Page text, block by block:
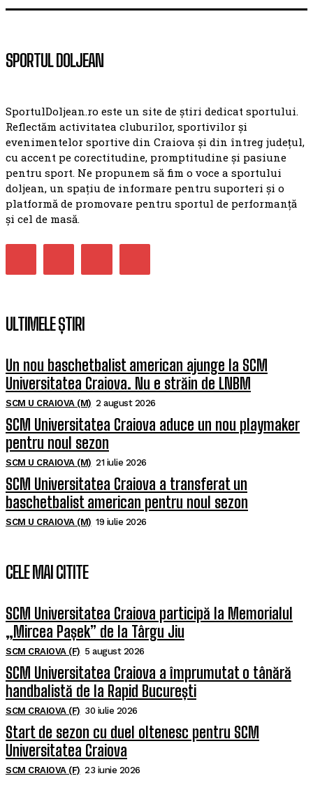
SPORTUL DOLJEAN
SportulDoljean.ro este un site de știri dedicat sportului.
Reflectăm activitatea cluburilor, sportivilor și
evenimentelor sportive din Craiova și din întreg județul,
cu accent pe corectitudine, promptitudine și pasiune
pentru sport. Ne propunem să fim o voce a sportului
doljean, un spațiu de informare pentru suporteri și o
platformă de promovare pentru sportul de performanță
și cel de masă.
ULTIMELE ȘTIRI
Un nou baschetbalist american ajunge la SCM
Universitatea Craiova. Nu e străin de LNBM
SCM U CRAIOVA (M) 2 august 2026
SCM Universitatea Craiova aduce un nou playmaker
pentru noul sezon
SCM U CRAIOVA (M) 21 iulie 2026
SCM Universitatea Craiova a transferat un
baschetbalist american pentru noul sezon
SCM U CRAIOVA (M) 19 iulie 2026
CELE MAI CITITE
SCM Universitatea Craiova participă la Memorialul
„Mircea Pașek” de la Târgu Jiu
SCM CRAIOVA (F) 5 august 2026
SCM Universitatea Craiova a împrumutat o tânără
handbalistă de la Rapid București
SCM CRAIOVA (F) 30 iulie 2026
Start de sezon cu duel oltenesc pentru SCM
Universitatea Craiova
SCM CRAIOVA (F) 23 iunie 2026